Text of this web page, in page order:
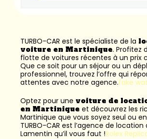
TURBO-CAR est le spécialiste de la
voiture en Martinique. Profitez
flotte de voitures récentes à un prix
Que ce soit pour un séjour ou un
professionnel, trouvez l’offre qui
attentes avec notre agence.fake
Optez pour une voiture de
en Martinique et découvrez les
Martinique que vous soyez seul ou
TURBO-CAR est l’agence de location
Lamentin qu’il vous faut !Rolex